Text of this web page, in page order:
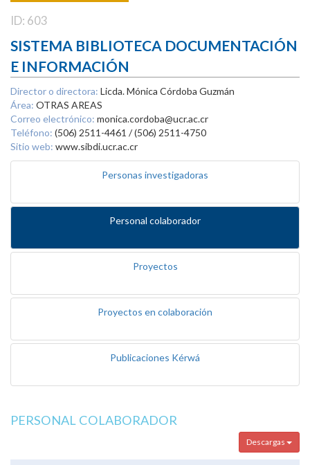
ID: 603
SISTEMA BIBLIOTECA DOCUMENTACIÓN
E INFORMACIÓN
Director o directora: Licda. Mónica Córdoba Guzmán
Área: OTRAS AREAS
Correo electrónico: monica.cordoba@ucr.ac.cr
Teléfono: (506) 2511-4461 / (506) 2511-4750
Sitio web: www.sibdi.ucr.ac.cr
Personas investigadoras
Personal colaborador
Proyectos
Proyectos en colaboración
Publicaciones Kérwá
PERSONAL COLABORADOR
Descargas